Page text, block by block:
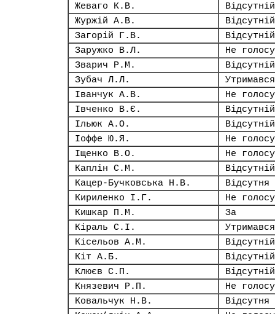
Жеваго К.В.
Відсутній
Журжій А.В.
Відсутній
Загорій Г.В.
Відсутній
Заружко В.Л.
Не
Зварич Р.М.
Відсутній
Зубач Л.Л.
Утримався
Іванчук А.В.
Не
Івченко В.Є.
Відсутній
Ільюк А.О.
Відсутній
Іоффе Ю.Я.
Не
Іщенко В.О.
Не
Каплін С.М.
Відсутній
Кацер-Бучковська Н.В.
Відсутня
Кириленко І.Г.
Не
Кишкар П.М.
За
Кіраль С.І.
Утримався
Кісельов А.М.
Відсутній
Кіт А.Б.
Відсутній
Клюєв С.П.
Відсутній
Князевич Р.П.
Не
Ковальчук Н.В.
Відсутня